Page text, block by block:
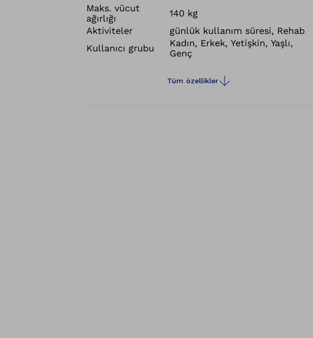
birleştirir. Kapsamlı opsiyon yelpazesinin çok
yönlü kullanıma yönelik olduğu, tam konfigüre
edilebilen kişiye özel üretilmiş çerçeveye sahip
aktif katı çerçeveli tekerlekli sandalye olarak,
gündelik hayatta güvenilir bir refakatçidir.
Maks. vücut
ağırlığı
140 kg
Aktiviteler
günlük kullanım süresi, Rehab
Kullanıcı grubu
Kadın, Erkek, Yetişkin, Yaşlı,
Genç
Tüm özellikler